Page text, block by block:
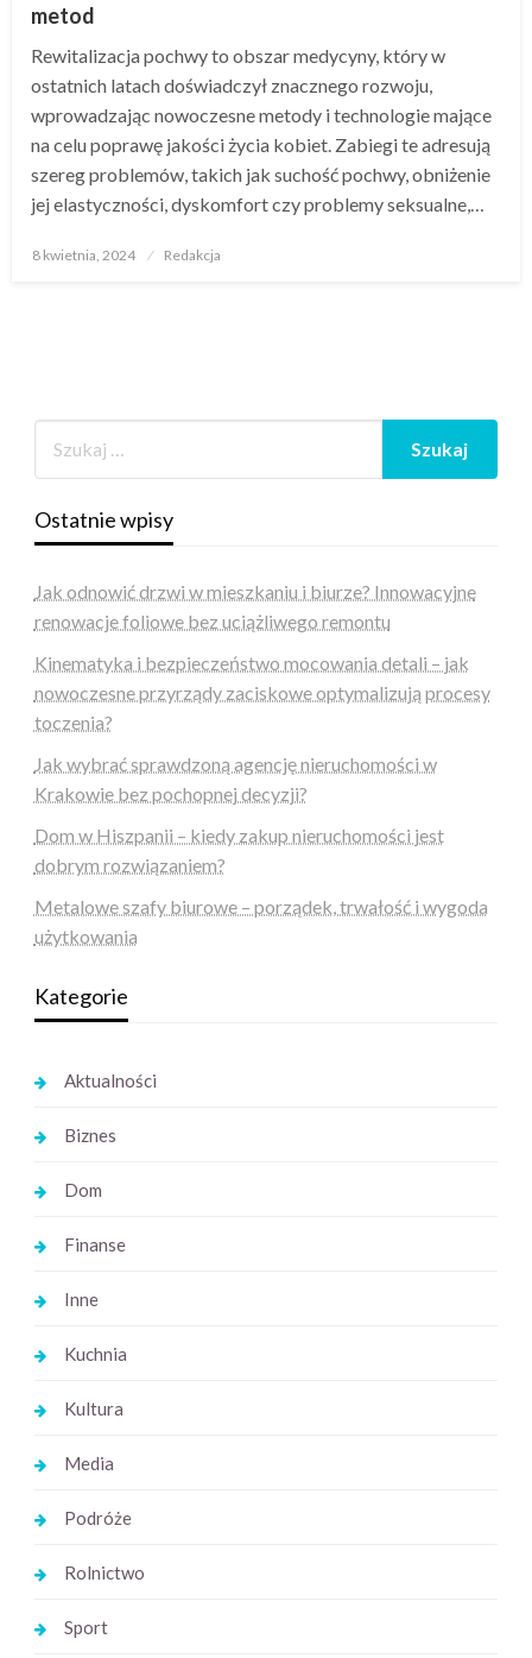
metod
Rewitalizacja pochwy to obszar medycyny, który w
ostatnich latach doświadczył znacznego rozwoju,
wprowadzając nowoczesne metody i technologie mające
na celu poprawę jakości życia kobiet. Zabiegi te adresują
szereg problemów, takich jak suchość pochwy, obniżenie
jej elastyczności, dyskomfort czy problemy seksualne,…
Opublikowane
8 kwietnia, 2024 Redakcja
Ostatnie wpisy
Jak odnowić drzwi w mieszkaniu i biurze? Innowacyjne
renowacje foliowe bez uciążliwego remontu
Kinematyka i bezpieczeństwo mocowania detali – jak
nowoczesne przyrządy zaciskowe optymalizują procesy
toczenia?
Jak wybrać sprawdzoną agencję nieruchomości w
Krakowie bez pochopnej decyzji?
Dom w Hiszpanii – kiedy zakup nieruchomości jest
dobrym rozwiązaniem?
Metalowe szafy biurowe – porządek, trwałość i wygoda
użytkowania
Kategorie
Aktualności
Biznes
Dom
Finanse
Inne
Kuchnia
Kultura
Media
Podróże
Rolnictwo
Sport